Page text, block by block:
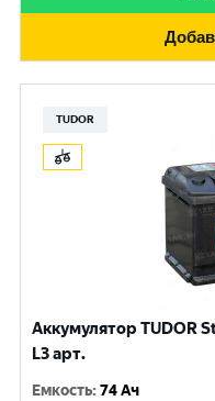
TUDOR
Аккумулятор TUDOR
L3 арт.
Емкость:74 Ач